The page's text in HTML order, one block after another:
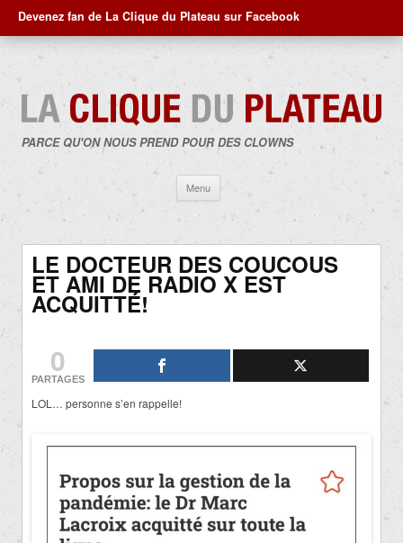
Devenez fan de La Clique du Plateau sur Facebook
PARCE QU'ON NOUS PREND POUR DES CLOWNS
Menu
contenu
LE DOCTEUR DES COUCOUS
ET AMI DE RADIO X EST
ACQUITTÉ!
0
PARTAGES
LOL… personne s’en rappelle!